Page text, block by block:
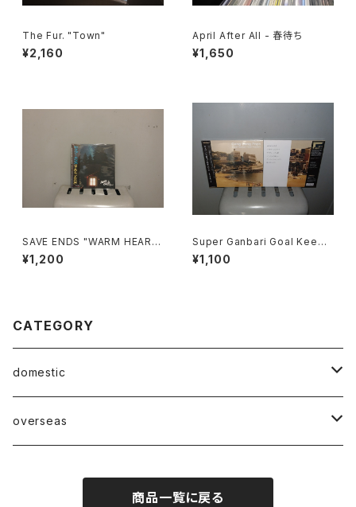
The Fur. "Town"
¥2,160
April After All - 春待ち
¥1,650
SAVE ENDS "WARM HEART
S, COLD HANDS"
¥1,200
Super Ganbari Goal Keepe
rs "Cang Gang Pops"
¥1,100
CATEGORY
domestic
Mabase Records[マバセレコーズ]
overseas
商品一覧に戻る